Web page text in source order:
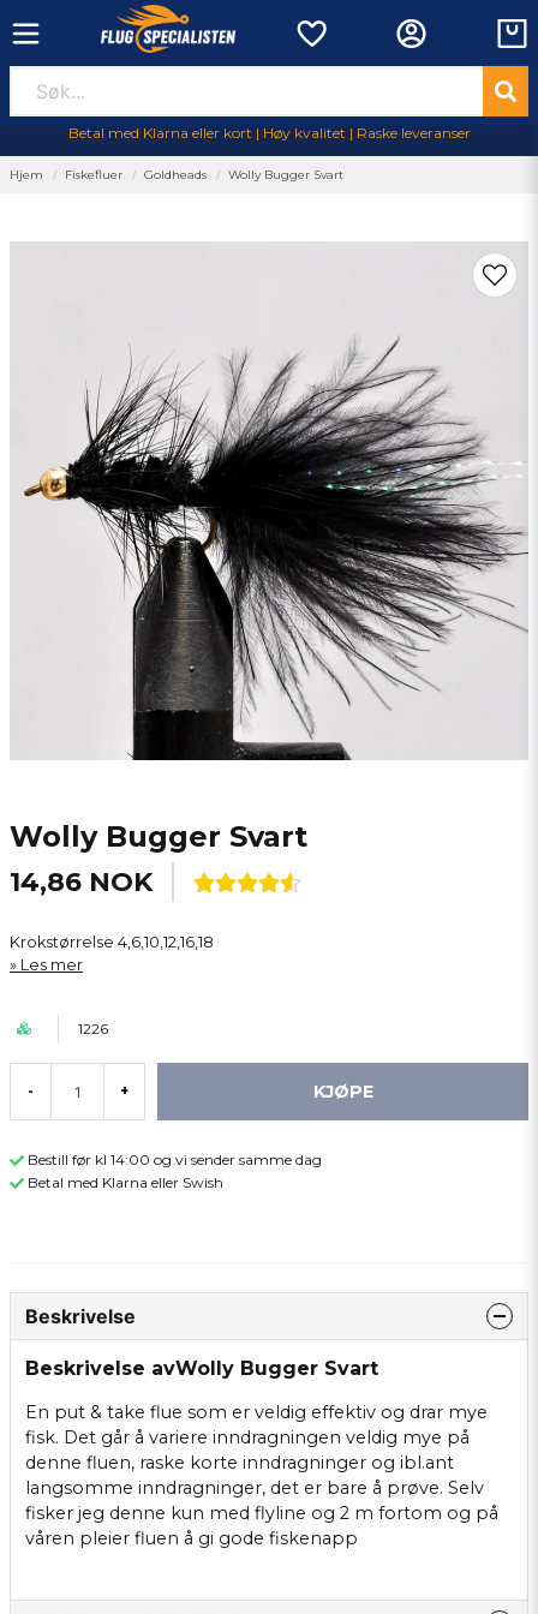
Betal med Klarna eller kort | Høy kvalitet | Raske leveranser
Hjem Fiskefluer Goldheads Wolly Bugger Svart
Wolly Bugger Svart
14,86 NOK
Krokstørrelse 4,6,10,12,16,18
Les mer
1226
- + KJØPE
Bestill før kl 14:00 og vi sender samme dag
Betal med Klarna eller Swish
Beskrivelse
Beskrivelse avWolly Bugger Svart
En put & take flue som er veldig effektiv og drar mye
fisk. Det går å variere inndragningen veldig mye på
denne fluen, raske korte inndragninger og ibl.ant
langsomme inndragninger, det er bare å prøve. Selv
fisker jeg denne kun med flyline og 2 m fortom og på
våren pleier fluen å gi gode fiskenapp